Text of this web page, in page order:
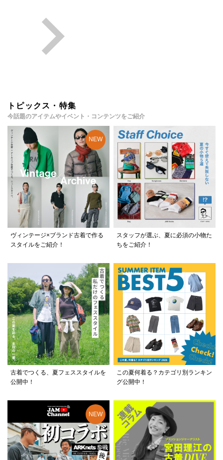
トピックス・特集
今話題のアイテムやイベント・コンテンツをご紹介
ヴィンテージ×ブランド古着で作る
スタイルをご紹介！
スタッフが選ぶ、夏に必須の小物た
ちをご紹介！
古着でつくる、夏フェススタイルを
公開中！
この夏何着る？カテゴリ別ランキン
グ公開中！